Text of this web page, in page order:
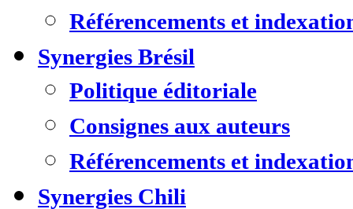
Référencements et
Synergies Brésil
Politique éditoriale
Consignes aux auteurs
Référencements et
Synergies Chili